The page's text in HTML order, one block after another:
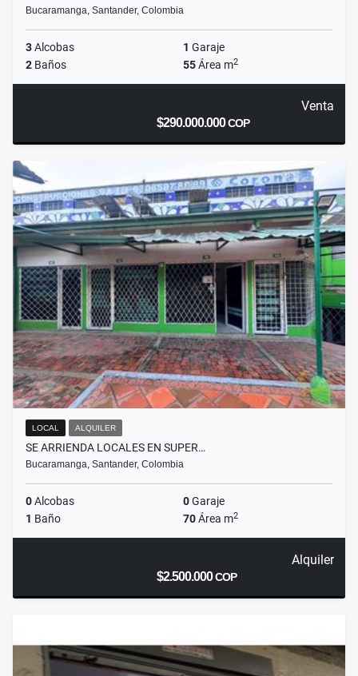
Bucaramanga, Santander, Colombia
3Alcobas 1 Garaje
2 Baños 55Área m2
Venta
$290.000.000COP
LOCAL ALQUILER
SE ARRIENDA LOCALES EN SUPER…
Bucaramanga, Santander, Colombia
0Alcobas 0Garaje
1 Baño 70Área m2
Alquiler
$2.500.000COP